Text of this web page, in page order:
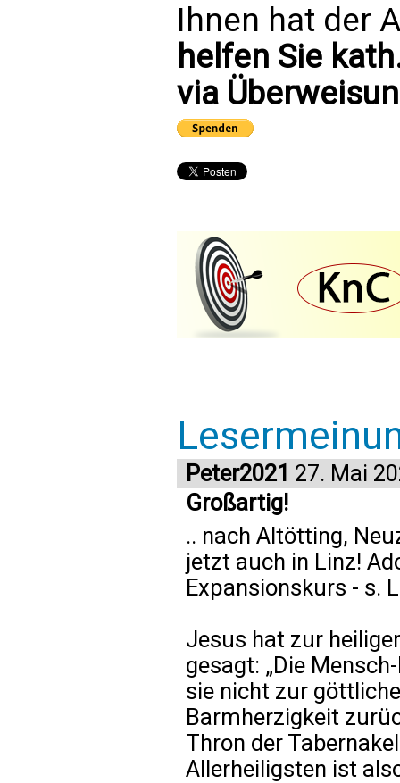
Ihnen hat der
helfen Sie
via
Peter2021 27. Mai
Großartig!
.. nach Altötting,
jetzt auch in Linz!
Expansionskurs - s.
Jesus hat zur
gesagt: „Die
sie nicht zur
Barmherzigkeit
Thron der
Allerheiligsten ist